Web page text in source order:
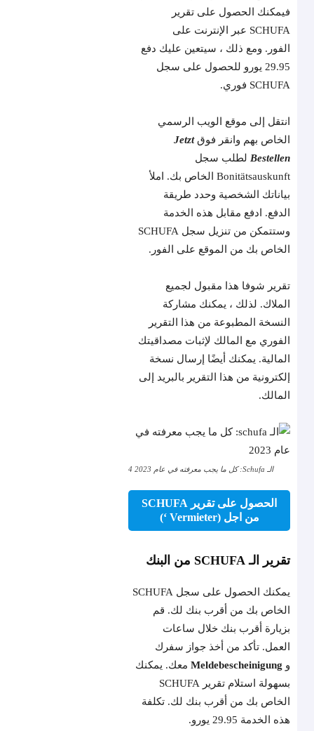
فيمكنك الحصول على تقرير
SCHUFA عبر الإنترنت على
الفور. ومع ذلك ، سيتعين عليك دفع
29.95 يورو للحصول على سجل
SCHUFA فوري.
انتقل إلى موقع الويب الرسمي
الخاص بهم وانقر فوقJetzt
Bestellen لطلب سجل
Bonitätsauskunft الخاص بك. املأ
بياناتك الشخصية وحدد طريقة
الدفع. ادفع مقابل هذه الخدمة
وستتمكن من تنزيل سجل SCHUFA
الخاص بك من الموقع على الفور.
تقرير شوفا هذا مقبول لجميع
الملاك. لذلك ، يمكنك مشاركة
النسخة المطبوعة من هذا التقرير
الفوري مع المالك لإثبات مصداقيتك
المالية. يمكنك أيضًا إرسال نسخة
إلكترونية من هذا التقرير بالبريد إلى
المالك.
الـ Schufa: كل ما يجب معرفته في عام 2023 4
الحصول على تقرير SCHUFA
من اجل (Vermieter ‘)
تقرير الـ SCHUFA من البنك
يمكنك الحصول على سجل SCHUFA
الخاص بك من أقرب بنك لك. قم
بزيارة أقرب بنك خلال ساعات
العمل. تأكد من أخذ جواز سفرك
و Meldebescheinigung معك. يمكنك
بسهولة استلام تقرير SCHUFA
الخاص بك من أقرب بنك لك. تكلفة
هذه الخدمة 29.95 يورو.